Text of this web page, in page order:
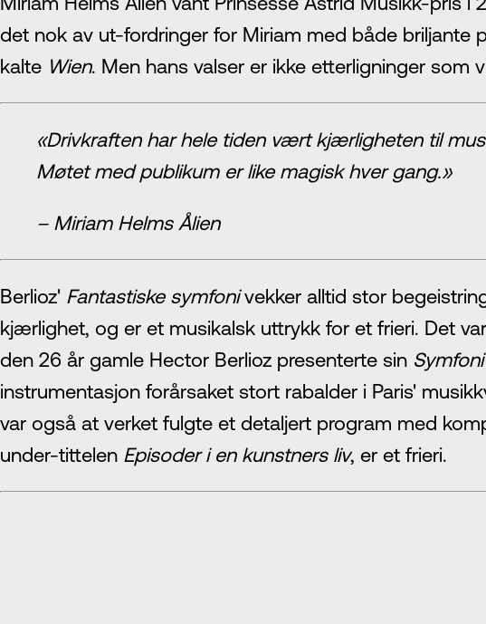
det nok av ut-fordringer for Miriam med både briljante
kalte Wien. Men hans valser er ikke etterligninger som
«Drivkraften har hele tiden vært kjærligheten til
Møtet med publikum er like magisk hver gang.»
– Miriam Helms Ålien
Berlioz' Fantastiske symfonivekker alltid stor
kjærlighet, og er et musikalsk uttrykk for et frieri. Det
den 26 år gamle Hector Berlioz presenterte sin
instrumentasjon forårsaket stort rabalder i Paris'
var også at verket fulgte et detaljert program med
under-tittelen Episoder i en kunstners liv, er et frieri.